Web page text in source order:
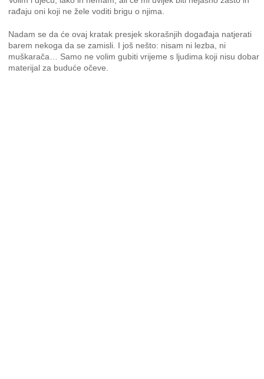
rađaju oni koji ne žele voditi brigu o njima.
Nadam se da će ovaj kratak presjek skorašnjih događaja natjerati
barem nekoga da se zamisli. I još nešto: nisam ni lezba, ni
muškarača… Samo ne volim gubiti vrijeme s ljudima koji nisu dobar
materijal za buduće očeve.